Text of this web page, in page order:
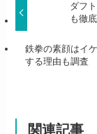
ダフ
も徹
鉄拳の素顔はイ
する理由も調査
関連記事